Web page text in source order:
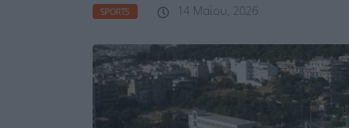
SPORTS 14 Μαΐου, 2026